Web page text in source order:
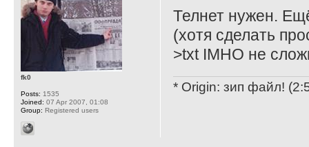
Телнет нужен.
(хотя сделать
>txt IMHO не
* Origin: зип файл!
fk0
Posts: 1535
Joined: 07 Apr 2007, 01:08
Group: Registered users